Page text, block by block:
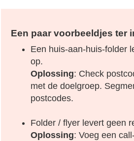
Een paar voorbeeldjes ter
Een huis-aan-huis-folder
op.
Oplossing: Check
met de doelgroep.
postcodes.
Folder / flyer levert geen
Oplossing: Voeg een